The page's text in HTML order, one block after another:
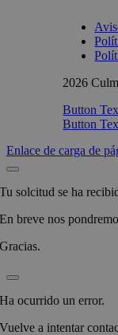
2026
Button
Button
Enlace de carga de
Tu solcitud se ha
En breve nos
Gracias.
Ha ocurrido un error.
Vuelve a intentar